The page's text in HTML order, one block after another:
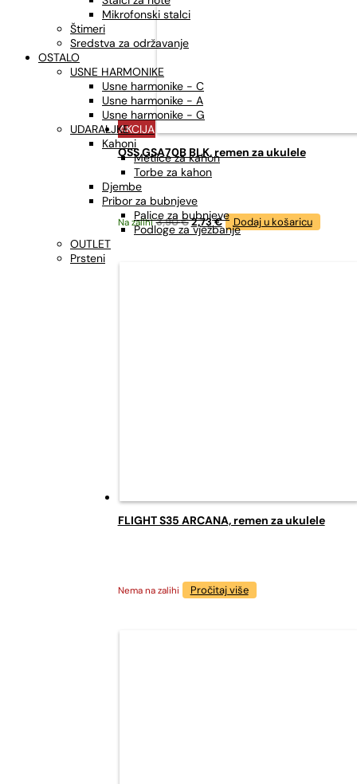
Mikrofonski stalci
Štimeri
Sredstva za održavanje
OSTALO
USNE HARMONIKE
Usne harmonike - C
Usne harmonike - A
Usne harmonike - G
UDARALJKE
Kahoni
Metlice za kahon
Torbe za kahon
Djembe
Pribor za bubnjeve
Palice za bubnjeve
Podloge za vježbanje
OUTLET
Prsteni
AKCIJA
OSS GSA70B BLK, remen za ukulele
Na zalihi 3,90€Izvorna
cijena
2,73€Trenutna
cijena
Dodaj u košaricu
FLIGHT S35 ARCANA, remen za ukulele
Nema na zalihi Pročitaj više